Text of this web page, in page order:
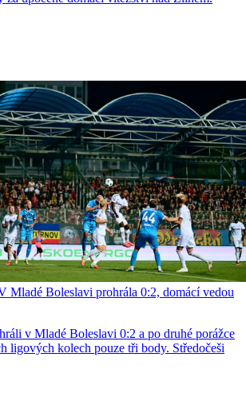
Mladé Boleslavi prohrála 0:2, domácí vedou
v Mladé Boleslavi 0:2 a po druhé porážce
ligových kolech pouze tři body. Středočeši